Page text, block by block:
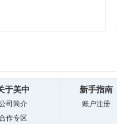
于美中
司简介
作专区
新手指南
账户注册